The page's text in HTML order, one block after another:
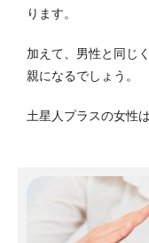
ります。
加えて、男性と同じ
親になるでしょう。
土星人プラスの女性